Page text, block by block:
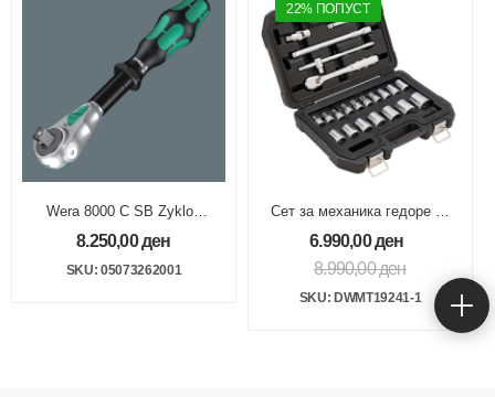
Wera 8000 C SB Zyklop
Крцкалка 1/2″
8.250,00ден
SKU: 05073262001
22% ПОПУСТ
Сет за механика гедоре 22
парчиња 1/2
6.990,00ден
8.990,00ден
SKU: DWMT19241-1